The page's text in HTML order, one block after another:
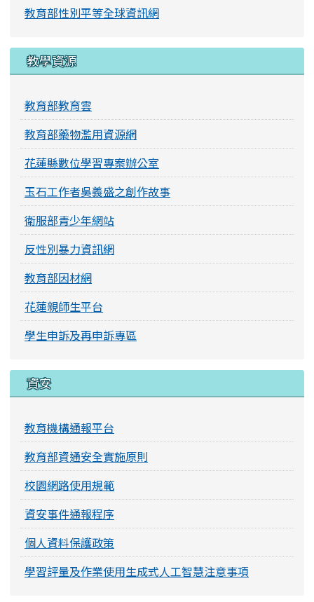
教育部性別平等全球資訊網
教學資源
教育部教育雲
教育部藥物濫用資源網
花蓮縣數位學習專案辦公室
玉石工作者吳義盛之創作故事
衛服部青少年網站
反性別暴力資訊網
教育部因材網
花蓮親師生平台
學生申訴及再申訴專區
資安
教育機構通報平台
教育部資通安全實施原則
校園網路使用規範
資安事件通報程序
個人資料保護政策
學習評量及作業使用生成式人工智慧注意事項